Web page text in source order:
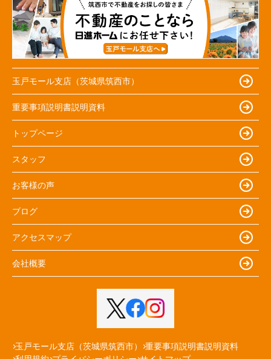
玉戸モール支店（茨城県筑西市）
重要事項説明書説明資料
トップページ
スタッフ
お客様の声
ブログ
アクセスマップ
会社概要
玉戸モール支店（茨城県筑西市）
重要事項説明書説明資料